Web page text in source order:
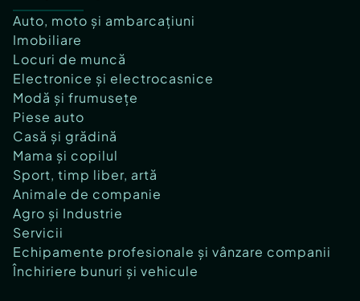
Auto, moto și ambarcațiuni
Imobiliare
Locuri de muncă
Electronice și electrocasnice
Modă și frumusețe
Piese auto
Casă și grădină
Mama și copilul
Sport, timp liber, artă
Animale de companie
Agro și Industrie
Servicii
Echipamente profesionale și vânzare companii
Închiriere bunuri și vehicule